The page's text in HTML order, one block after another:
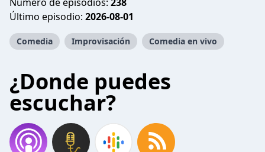
Último episodio: 2026-08-01
Comedia Improvisación Comedia en vivo
¿Donde puedes
escuchar?